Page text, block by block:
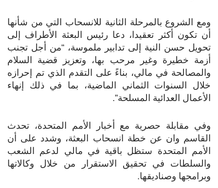
ومع الشروع بالمرحلة الثانية للانسحاب التي من شأنها
أن تكون أكثر تعقيدا، دعا رئيس البعثة الأطراف إلى
تحويل حسن النية إلى تدابير ملموسة، “من أجل تجنب
أزمة خطيرة وغير مرحب بها، وتعزيز قضية السلام
والمصالحة في مالي، بناءً على التقدم الذي تم إحرازه
خلال السنوات الثماني الماضية، بما في ذلك إنهاء
الأعمال العدائية المسلحة”.
وفي مقابلة حصرية مع أخبار الأمم المتحدة، تحدث
القاسم وان عن خطة انسحاب البعثة، وشدد على أن
الأمم المتحدة ستظل باقية في مالي لدعم الشعب
والسلطات في تحقيق الاستقرار من خلال وكالاتها
وبرامجها وصناديقها.